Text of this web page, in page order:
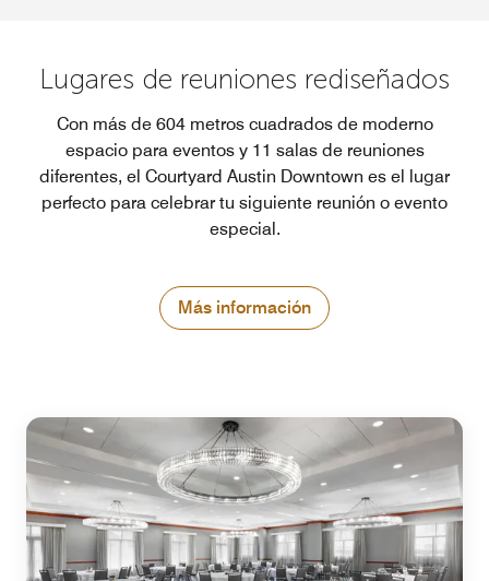
Lugares de reuniones rediseñados
Con más de 604 metros cuadrados de moderno
espacio para eventos y 11 salas de reuniones
diferentes, el Courtyard Austin Downtown es el lugar
perfecto para celebrar tu siguiente reunión o evento
especial.
Más información